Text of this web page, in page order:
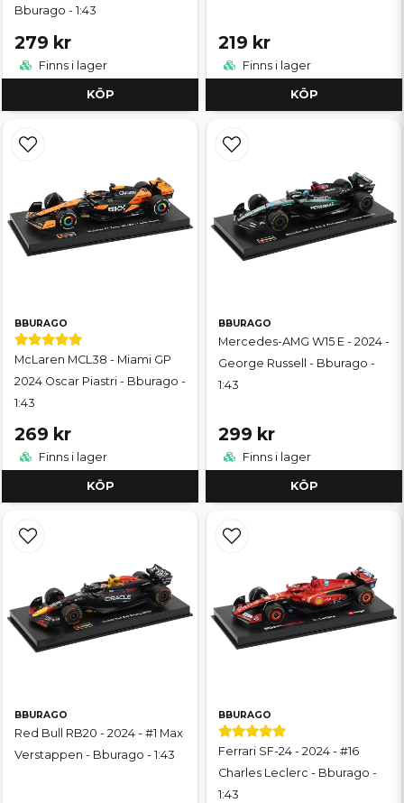
Bburago - 1:43
279 kr
Finns i lager
KÖP
219 kr
Finns i lager
KÖP
BBURAGO
McLaren MCL38 - Miami GP
2024 Oscar Piastri - Bburago -
1:43
269 kr
Finns i lager
KÖP
BBURAGO
Mercedes-AMG W15 E - 2024 -
George Russell - Bburago -
1:43
299 kr
Finns i lager
KÖP
BBURAGO
Red Bull RB20 - 2024 - #1 Max
Verstappen - Bburago - 1:43
BBURAGO
Ferrari SF-24 - 2024 - #16
Charles Leclerc - Bburago -
1:43